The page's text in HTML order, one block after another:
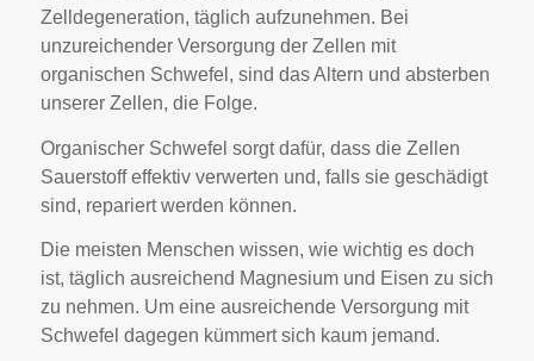
Zelldegeneration, täglich aufzunehmen. Bei
unzureichender Versorgung der Zellen mit
organischen Schwefel, sind das Altern und absterben
unserer Zellen, die Folge.
Organischer Schwefel sorgt dafür, dass die Zellen
Sauerstoff effektiv verwerten und, falls sie geschädigt
sind, repariert werden können.
Die meisten Menschen wissen, wie wichtig es doch
ist, täglich ausreichend Magnesium und Eisen zu sich
zu nehmen. Um eine ausreichende Versorgung mit
Schwefel dagegen kümmert sich kaum jemand.